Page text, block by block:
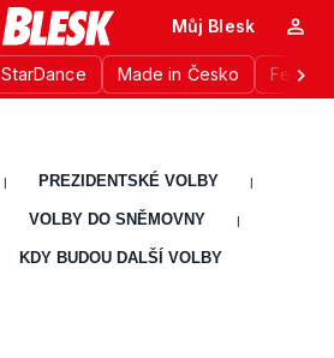
StarDance Made in Česko
Můj Blesk
| PREZIDENTSKÉ VOLBY |
VOLBY DO SNĚMOVNY |
KDY BUDOU DALŠÍ VOLBY